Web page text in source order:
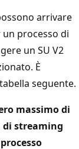
arrivare
processo di
un SU V2
È
seguente.
massimo di
streaming